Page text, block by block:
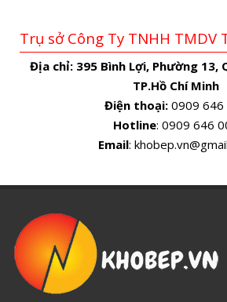
Trụ sở Công Ty TNHH TMDV
Địa chỉ: 395 Bình Lợi, Phường 13,
TP.Hồ Chí Minh
Điện thoại:0909 646
Hotline: 0909 646
Email: